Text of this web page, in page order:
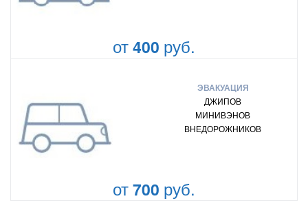
от400 руб.
ЭВАКУАЦИЯ
ДЖИПОВ
МИНИВЭНОВ
ВНЕДОРОЖНИКОВ
от700 руб.